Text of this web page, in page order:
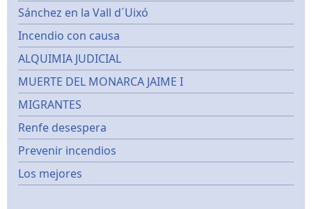
Sánchez en la Vall d´Uixó
Incendio con causa
ALQUIMIA JUDICIAL
MUERTE DEL MONARCA JAIME I
MIGRANTES
Renfe desespera
Prevenir incendios
Los mejores